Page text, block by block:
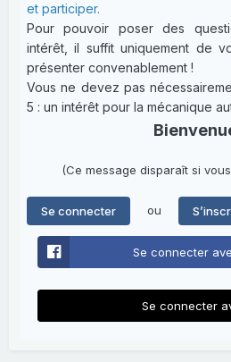
et participer.
Pour pouvoir poser des
intérêt, il suffit uniquement de
présenter convenablement !
Vous ne devez pas
5 : un intérêt pour la mécanique
(Ce message disparaît si
Se connecter ou
Se connecter
Se connecter